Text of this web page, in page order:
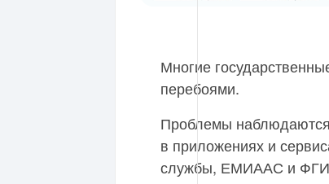
Многие
перебоями.
Проблемы
в приложениях и
службы, ЕМИААС и